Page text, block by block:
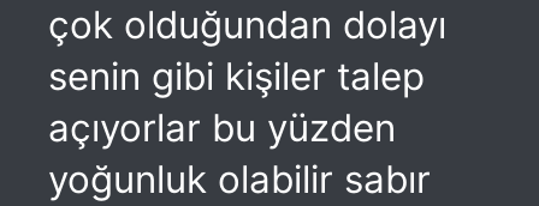
çok olduğundan dolayı
senin gibi kişiler talep
açıyorlar bu yüzden
yoğunluk olabilir sabır